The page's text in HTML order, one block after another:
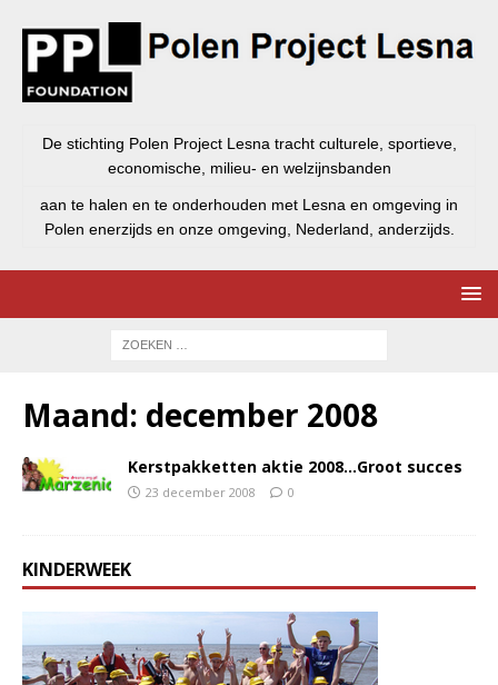
De stichting Polen Project Lesna tracht culturele, sportieve,
economische, milieu- en welzijnsbanden
aan te halen en te onderhouden met Lesna en omgeving in
Polen enerzijds en onze omgeving, Nederland, anderzijds.
Maand: december 2008
Kerstpakketten aktie 2008…Groot succes
23 december 2008 0
KINDERWEEK